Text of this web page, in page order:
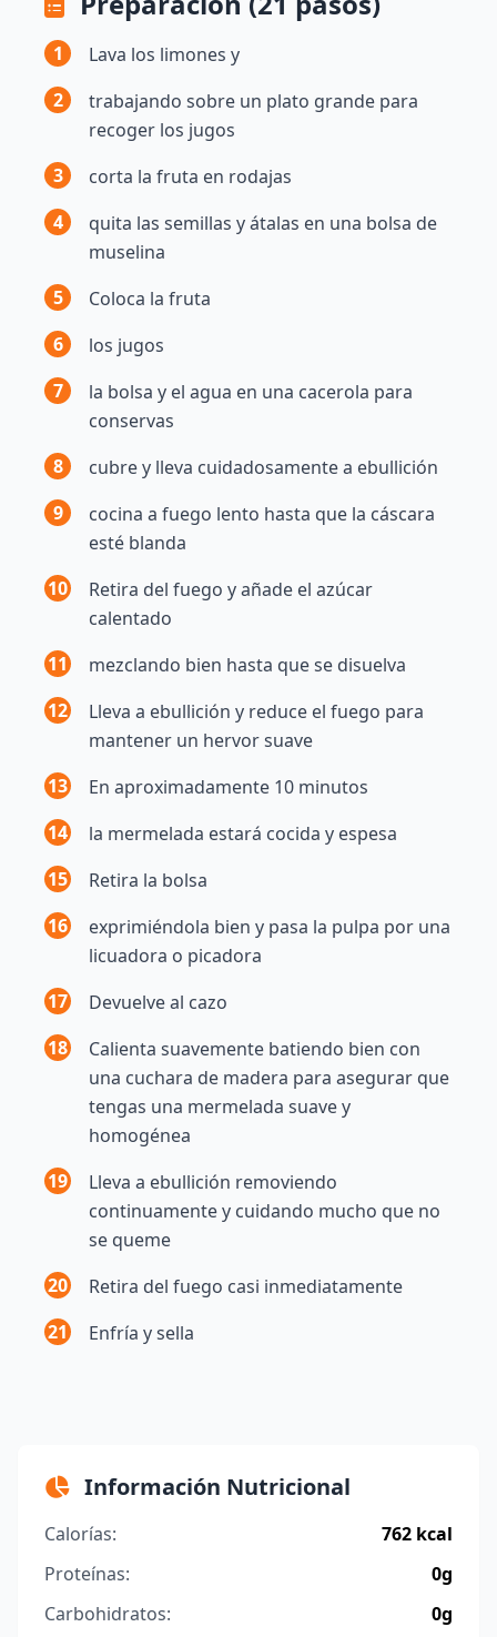
1
Lava los limones y
2
trabajando sobre un plato grande para
recoger los jugos
3
corta la fruta en rodajas
4
quita las semillas y átalas en una bolsa de
muselina
5
Coloca la fruta
6
los jugos
7
la bolsa y el agua en una cacerola para
conservas
8
cubre y lleva cuidadosamente a ebullición
9
cocina a fuego lento hasta que la cáscara
esté blanda
10
Retira del fuego y añade el azúcar
calentado
11
mezclando bien hasta que se disuelva
12
Lleva a ebullición y reduce el fuego para
mantener un hervor suave
13
En aproximadamente 10 minutos
14
la mermelada estará cocida y espesa
15
Retira la bolsa
16
exprimiéndola bien y pasa la pulpa por una
licuadora o picadora
17
Devuelve al cazo
18
Calienta suavemente batiendo bien con
una cuchara de madera para asegurar que
tengas una mermelada suave y
homogénea
19
Lleva a ebullición removiendo
continuamente y cuidando mucho que no
se queme
20
Retira del fuego casi inmediatamente
21
Enfría y sella
Información Nutricional
Calorías:
762 kcal
Proteínas:
0g
Carbohidratos:
0g